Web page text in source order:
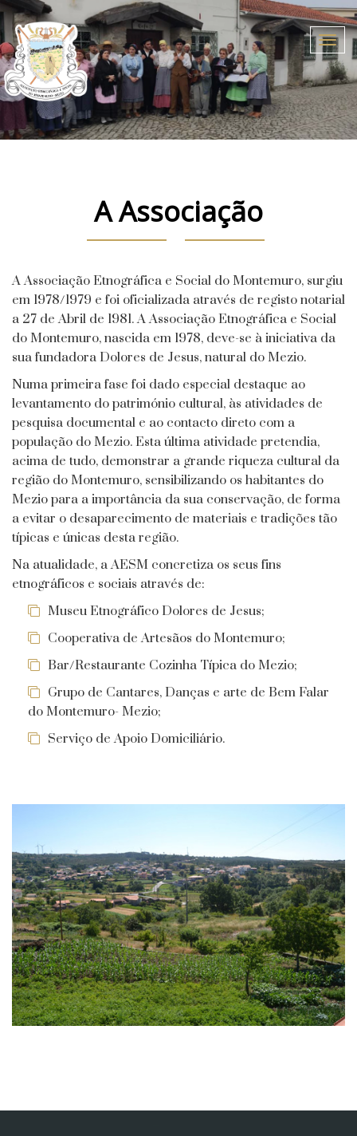
A Associação
A Associação Etnográfica e Social do Montemuro, surgiu
em 1978/1979 e foi oficializada através de registo notarial
a 27 de Abril de 1981. A Associação Etnográfica e Social
do Montemuro, nascida em 1978, deve-se à iniciativa da
sua fundadora Dolores de Jesus, natural do Mezio.
Numa primeira fase foi dado especial destaque ao
levantamento do património cultural, às atividades de
pesquisa documental e ao contacto direto com a
população do Mezio. Esta última atividade pretendia,
acima de tudo, demonstrar a grande riqueza cultural da
região do Montemuro, sensibilizando os habitantes do
Mezio para a importância da sua conservação, de forma
a evitar o desaparecimento de materiais e tradições tão
típicas e únicas desta região.
Na atualidade, a AESM concretiza os seus fins
etnográficos e sociais através de:
Museu Etnográfico Dolores de Jesus;
Cooperativa de Artesãos do Montemuro;
Bar/Restaurante Cozinha Típica do Mezio;
Grupo de Cantares, Danças e arte de Bem Falar
do Montemuro- Mezio;
Serviço de Apoio Domiciliário.